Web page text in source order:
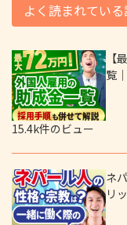
よく読まれてい
【
覧
15.4k件のビュー
ネ
リ